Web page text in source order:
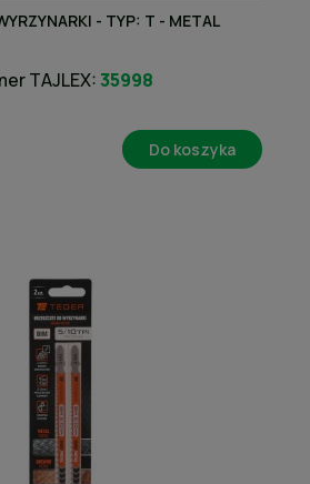
- TYP: T - METAL
TAJLEX:35998
Do koszyka